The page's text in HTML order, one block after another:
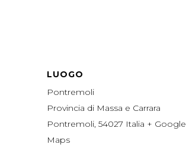
LUOGO
Pontremoli
Provincia di Massa e Carrara
Pontremoli, 54027 Italia + Google
Maps